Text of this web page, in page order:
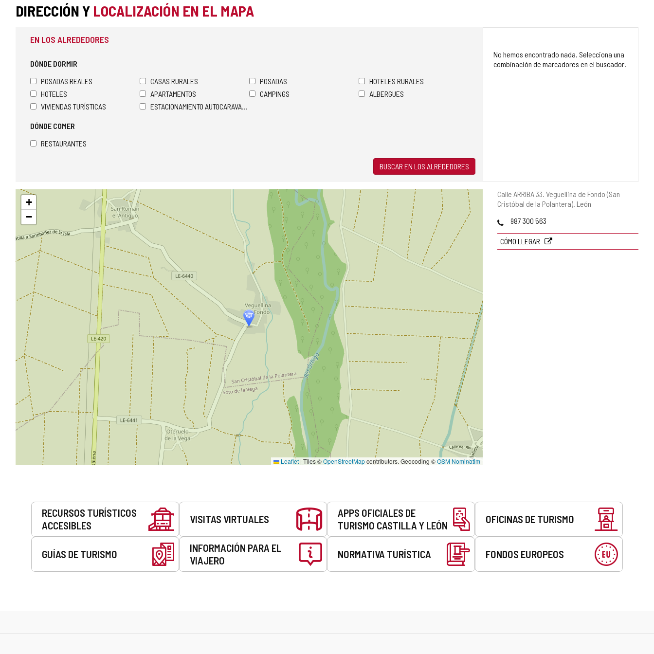
DIRECCIÓN Y LOCALIZACIÓN EN EL MAPA
Dirección
postal
Calle ARRIBA 33. Veguellina de Fondo (San
Cristóbal de la Polantera). León
Teléfonos
987 300 563
CÓMO LLEGAR
EN LOS ALREDEDORES
DÓNDE DORMIR
POSADAS REALES
CASAS RURALES POSADAS
HOTELES RURALES
HOTELES
APARTAMENTOS CAMPINGS
ALBERGUES
VIVIENDAS TURÍSTICAS
ESTACIONAMIENTO AUTOCARAVANAS
DÓNDE COMER
RESTAURANTES
BUSCAR EN LOS ALREDEDORES
No hemos encontrado nada. Selecciona una
combinación de marcadores en el buscador.
Saltar
mapa
+
−
Leaflet | Tiles ©OpenStreetMapcontributors. Geocoding ©OSM Nominatim
Servicios
RECURSOS TURÍSTICOS
ACCESIBLES
VISITAS VIRTUALES
APPS OFICIALES DE
TURISMO CASTILLA Y LEÓN
OFICINAS DE TURISMO
GUÍAS DE TURISMO
INFORMACIÓN PARA EL
VIAJERO
NORMATIVA TURÍSTICA FONDOS EUROPEOS